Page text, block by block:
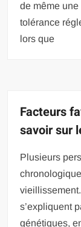
de même
tolérance
lors que
Facteurs
savoir sur
Plusieurs
s’expliquent
génétiques,